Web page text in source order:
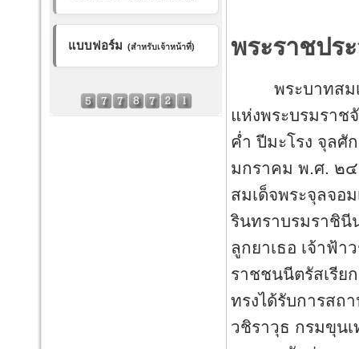
แบบฟอร์ม (สำหรับเจ้าหน้าที่) พระราชปร
พระบาทสมเด็
แห่งพระบรมราช
ค่ำ ปีมะโรง จุล
มกราคม พ.ศ. ๒๔
สมเด็จพระจุลจอ
รินทราบรมราชินี
ลูกยาเธอ เจ้าฟ้า
ราชชนนีตรัสเรีย
ทรงได้รับการสถ
วชิราวุธ กรมขุน